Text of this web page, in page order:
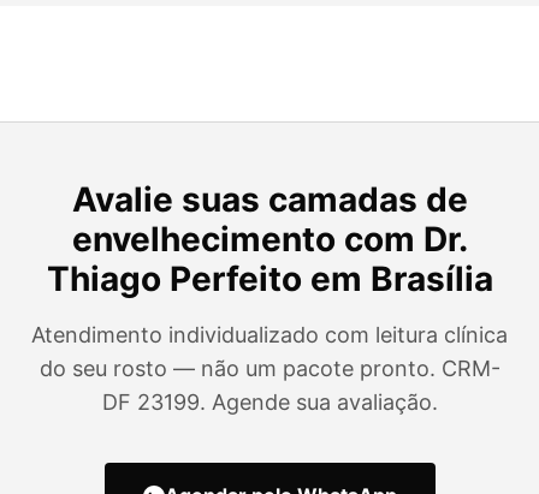
Avalie suas camadas de
envelhecimento com Dr.
Thiago Perfeito em Brasília
Atendimento individualizado com leitura clínica
do seu rosto — não um pacote pronto. CRM-
DF 23199. Agende sua avaliação.